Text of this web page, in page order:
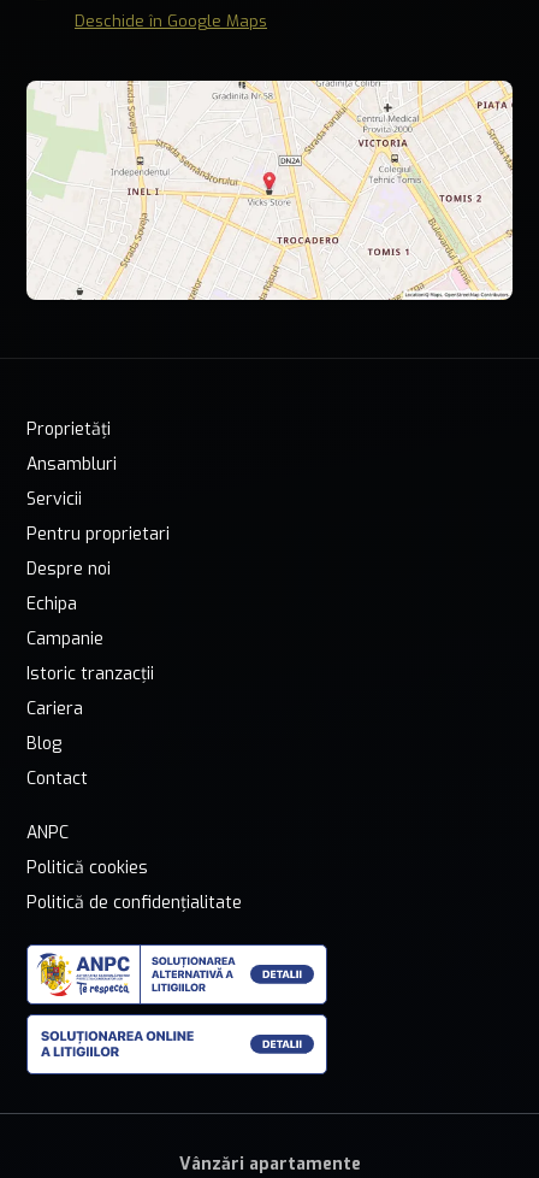
Deschide în Google Maps
Proprietăți
Ansambluri
Servicii
Pentru proprietari
Despre noi
Echipa
Campanie
Istoric tranzacții
Cariera
Blog
Contact
ANPC
Politică cookies
Politică de confidențialitate
Vânzări apartamente